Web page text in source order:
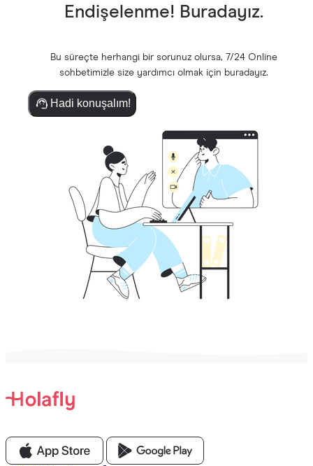
Endişelenme! Buradayız.
Bu süreçte herhangi bir sorunuz olursa, 7/24 Online
sohbetimizle size yardımcı olmak için buradayız.
Hadi konuşalım!